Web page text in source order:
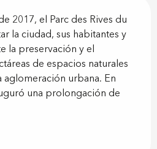
2017, el Parc des Rives du
la ciudad, sus habitantes y
la preservación y el
de espacios naturales
urbana. En
una prolongación de